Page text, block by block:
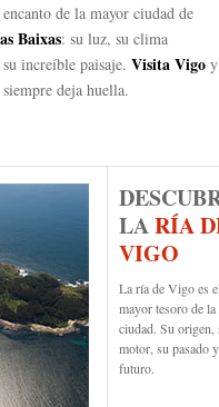
de la mayor ciudad de
Baixas: su luz, su clima
increíble paisaje. Visita Vigo y
deja huella.
LARÍA
VIGO
La ría de Vigo es
mayor tesoro de la
ciudad. Su origen,
motor, su pasado y
futuro.